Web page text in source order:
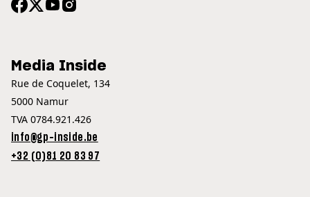
Media Inside
Rue de Coquelet, 134
5000 Namur
TVA 0784.921.426
info@gp-inside.be
+32 (0)81 20 83 97